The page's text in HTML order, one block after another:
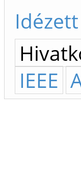
IEEE